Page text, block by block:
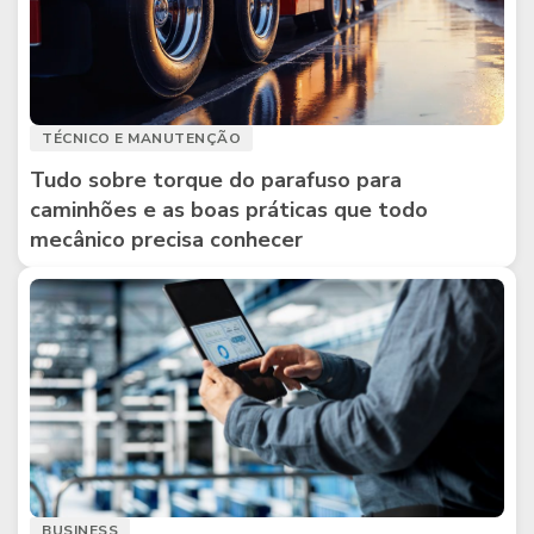
TÉCNICO E MANUTENÇÃO
Tudo sobre torque do parafuso para
caminhões e as boas práticas que todo
mecânico precisa conhecer